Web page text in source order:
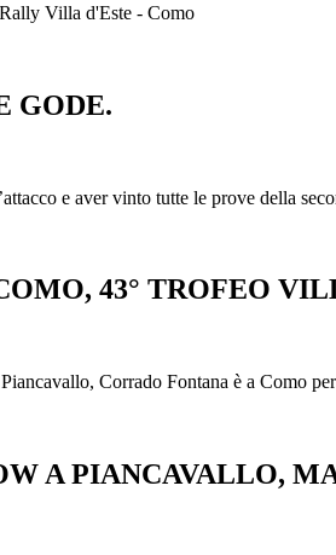
Villa d'Este - Como
GODE.
e aver vinto tutte le prove della
43° TROFEO
Corrado Fontana è a Como
A PIANCAVALLO,